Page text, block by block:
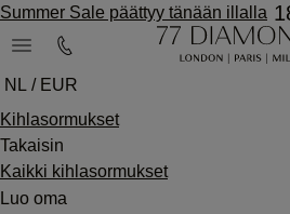
Summer Sale päättyy tänään illalla
NL / EUR
Kihlasormukset
Takaisin
Kaikki kihlasormukset
Luo oma